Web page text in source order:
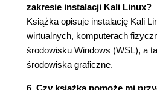
Typy podatności
Przepełnienie bufora
Wyścig
Weryfikacja
Przekroczenie
Skanowanie pod kątem
zakresie instalacji Kali Linux?
Książka opisuje instalację Kali
wirtualnych, komputerach
środowisku Windows (WSL), a
środowiska graficzne.
6. Czy książka pomoże mi